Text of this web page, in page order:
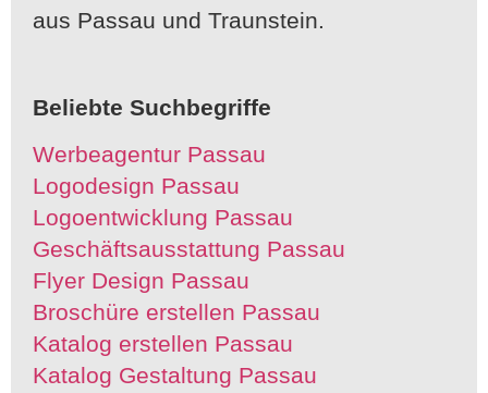
aus Passau und Traunstein.
Beliebte Suchbegriffe
Werbeagentur Passau
Logodesign Passau
Logoentwicklung Passau
Geschäftsausstattung Passau
Flyer Design Passau
Broschüre erstellen Passau
Katalog erstellen Passau
Katalog Gestaltung Passau